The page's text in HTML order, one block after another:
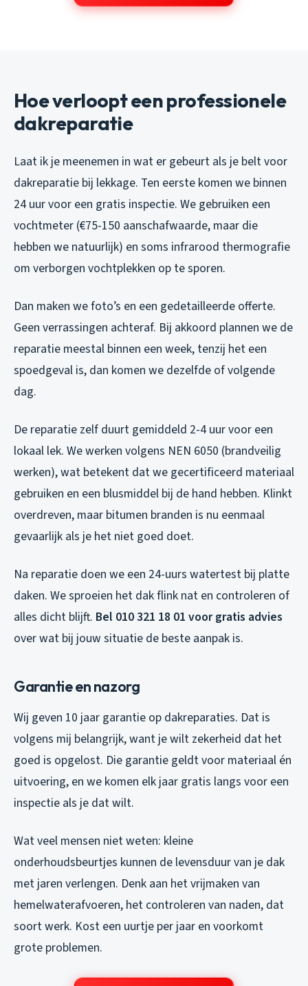
Hoe verloopt een professionele
dakreparatie
Laat ik je meenemen in wat er gebeurt als je belt voor
dakreparatie bij lekkage. Ten eerste komen we binnen
24 uur voor een gratis inspectie. We gebruiken een
vochtmeter (€75-150 aanschafwaarde, maar die
hebben we natuurlijk) en soms infrarood thermografie
om verborgen vochtplekken op te sporen.
Dan maken we foto’s en een gedetailleerde offerte.
Geen verrassingen achteraf. Bij akkoord plannen we de
reparatie meestal binnen een week, tenzij het een
spoedgeval is, dan komen we dezelfde of volgende
dag.
De reparatie zelf duurt gemiddeld 2-4 uur voor een
lokaal lek. We werken volgens NEN 6050 (brandveilig
werken), wat betekent dat we gecertificeerd materiaal
gebruiken en een blusmiddel bij de hand hebben. Klinkt
overdreven, maar bitumen branden is nu eenmaal
gevaarlijk als je het niet goed doet.
Na reparatie doen we een 24-uurs watertest bij platte
daken. We sproeien het dak flink nat en controleren of
alles dicht blijft. Bel 010 321 18 01 voor gratis advies
over wat bij jouw situatie de beste aanpak is.
Garantie en nazorg
Wij geven 10 jaar garantie op dakreparaties. Dat is
volgens mij belangrijk, want je wilt zekerheid dat het
goed is opgelost. Die garantie geldt voor materiaal én
uitvoering, en we komen elk jaar gratis langs voor een
inspectie als je dat wilt.
Wat veel mensen niet weten: kleine
onderhoudsbeurtjes kunnen de levensduur van je dak
met jaren verlengen. Denk aan het vrijmaken van
hemelwaterafvoeren, het controleren van naden, dat
soort werk. Kost een uurtje per jaar en voorkomt
grote problemen.